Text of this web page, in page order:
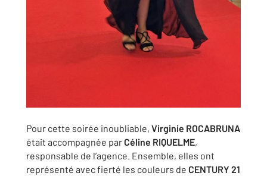
Pour cette soirée inoubliable, Virginie ROCABRUNA
était accompagnée parCéline RIQUELME,
responsable de l’agence. Ensemble, elles ont
représenté avec fierté les couleurs de CENTURY 21